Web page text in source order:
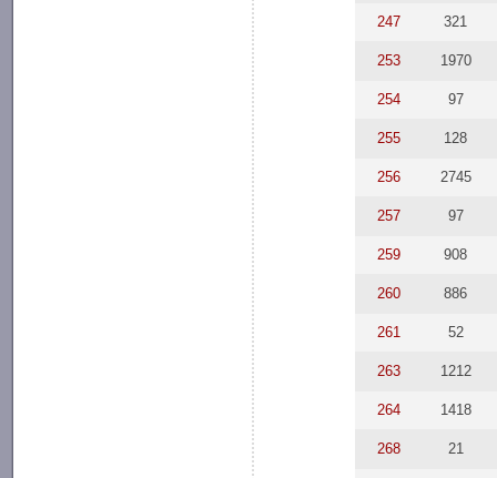
247 321
253 1970
254 97
255 128
256 2745
257 97
259 908
260 886
261 52
263 1212
264 1418
268 21